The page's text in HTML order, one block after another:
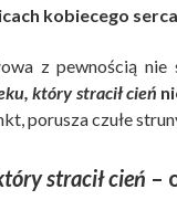
kobiecego
z pewnością
który stracił cień
porusza czułe
stracił cień –